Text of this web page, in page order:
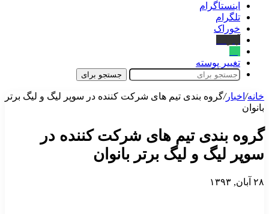
اینستاگرام
تلگرام
خوراک
تغییر پوسته
جستجو برای
خانه/ اخبار/گروه بندی تیم های شرکت کننده در سوپر لیگ و لیگ برتر
بانوان
گروه بندی تیم های شرکت کننده در
سوپر لیگ و لیگ برتر بانوان
۲۸ آبان, ۱۳۹۳